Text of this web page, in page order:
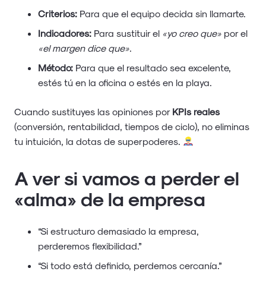
Criterios: Para que el equipo decida sin llamarte.
Indicadores: Para sustituir el «yo creo que» por el
«el margen dice que»
Método: Para que el resultado sea excelente,
estés tú en la oficina o estés en la playa.
Cuando sustituyes las opiniones por KPIs reales
(conversión, rentabilidad, tiempos de ciclo), no eliminas
tu intuición, la dotas de superpoderes.
A ver si vamos a perder el
«alma» de la empresa
“Si estructuro demasiado la empresa,
perderemos flexibilidad.”
“Si todo está definido, perdemos cercanía.”